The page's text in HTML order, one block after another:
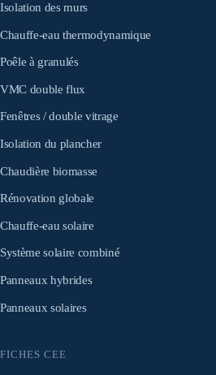
Isolation des murs
Chauffe-eau thermodynamique
Poêle à granulés
VMC double flux
Fenêtres / double vitrage
Isolation du plancher
Chaudière biomasse
Rénovation globale
Chauffe-eau solaire
Système solaire combiné
Panneaux hybrides
Panneaux solaires
FICHES CEE